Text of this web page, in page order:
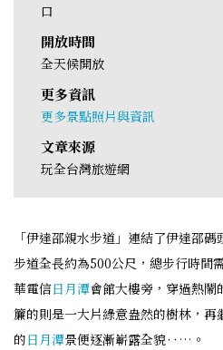
口
開放時間
全天候開放
更多資訊
更多景點照片與資訊
文章來源
玩全台灣旅遊網
「伊達邵親水步道」連結了伊達邵碼
步道全長約為500公尺，總步行時間
華電信日月潭會館大樓旁，穿過熱
簾的則是一大片綠意盎然的樹林，
的日月潭景便逐漸嶄露全貌‥…。